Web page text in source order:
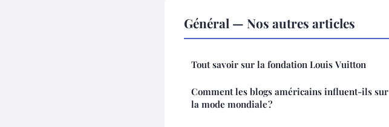
Général — Nos autres articles
Tout savoir sur la fondation Louis Vuitton
Comment les blogs américains influent-ils sur
la mode mondiale ?